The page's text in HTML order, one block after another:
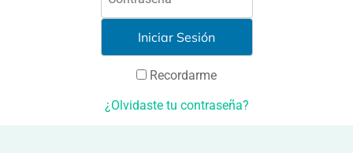
Recordarme
¿Olvidaste tu contraseña?